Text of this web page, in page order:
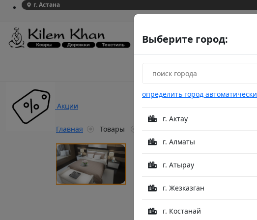
Выберите город:
определить город автоматически
г. Актау
г. Алматы
г. Атырау
г. Жезказган
г. Костанай
г. Астана
Акции
Главная Товары